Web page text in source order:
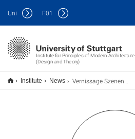
Institute for Principles of Modern Architecture
(Design and Theory)
Uni F01
Institute News Vernissage Szenenbild 101